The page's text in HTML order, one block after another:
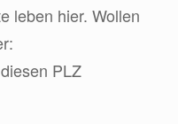
leben hier. Wollen
PLZ